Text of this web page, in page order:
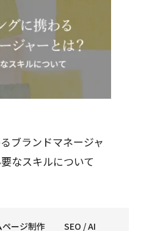
ブランドマネージャ
なスキルについて
ページ制作
SEO / AI